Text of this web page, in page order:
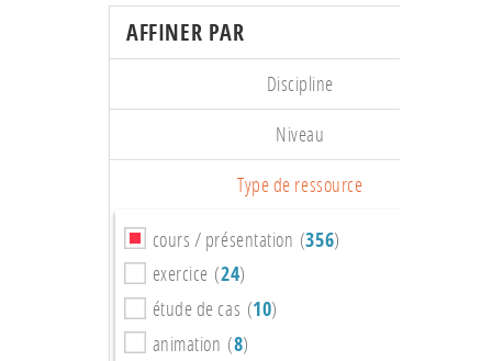
AFFINER PAR
Discipline
Niveau
Type de ressource
cours / présentation (356)
exercice (24)
étude de cas (10)
animation (8)